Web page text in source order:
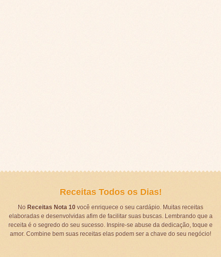
Receitas Todos os Dias!
No Receitas Nota 10você enriquece o seu cardápio. Muitas receitas
elaboradas e desenvolvidas afim de facilitar suas buscas. Lembrando que a
receita é o segredo do seu sucesso. Inspire-se abuse da dedicação, toque e
amor. Combine bem suas receitas elas podem ser a chave do seu negócio!